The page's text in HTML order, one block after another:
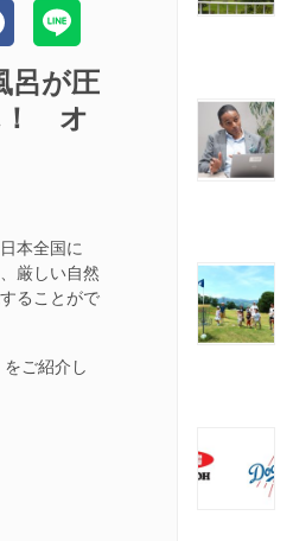
呂が圧
！ オ
本全国に
厳しい自然
ることがで
ご紹介し